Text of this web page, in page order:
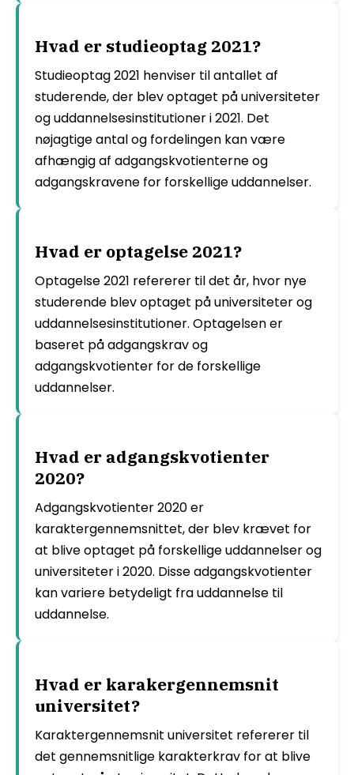
Hvad er studieoptag 2021?
Studieoptag 2021 henviser til antallet af
studerende, der blev optaget på universiteter
og uddannelsesinstitutioner i 2021. Det
nøjagtige antal og fordelingen kan være
afhængig af adgangskvotienterne og
adgangskravene for forskellige uddannelser.
Hvad er optagelse 2021?
Optagelse 2021 refererer til det år, hvor nye
studerende blev optaget på universiteter og
uddannelsesinstitutioner. Optagelsen er
baseret på adgangskrav og
adgangskvotienter for de forskellige
uddannelser.
Hvad er adgangskvotienter
2020?
Adgangskvotienter 2020 er
karaktergennemsnittet, der blev krævet for
at blive optaget på forskellige uddannelser og
universiteter i 2020. Disse adgangskvotienter
kan variere betydeligt fra uddannelse til
uddannelse.
Hvad er karakergennemsnit
universitet?
Karaktergennemsnit universitet refererer til
det gennemsnitlige karakterkrav for at blive